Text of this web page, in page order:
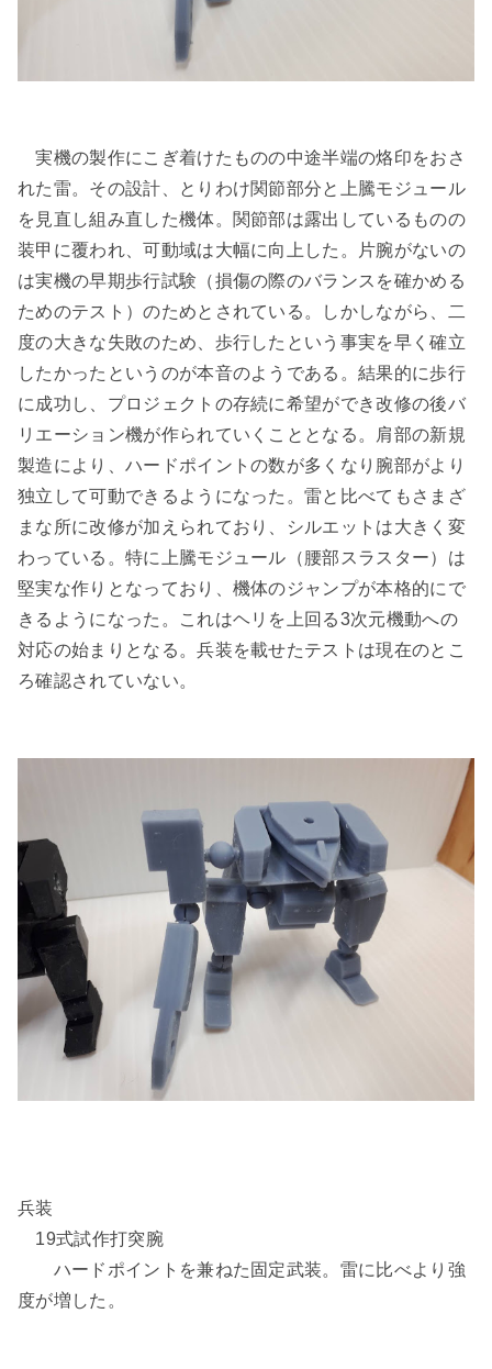
実機の製作にこぎ着けたものの中途半端の烙印をおさ
れた雷。その設計、とりわけ関節部分と上騰モジュール
を見直し組み直した機体。関節部は露出しているものの
装甲に覆われ、可動域は大幅に向上した。片腕がないの
は実機の早期歩行試験（損傷の際のバランスを確かめる
ためのテスト）のためとされている。しかしながら、二
度の大きな失敗のため、歩行したという事実を早く確立
したかったというのが本音のようである。結果的に歩行
に成功し、プロジェクトの存続に希望ができ改修の後バ
リエーション機が作られていくこととなる。肩部の新規
製造により、ハードポイントの数が多くなり腕部がより
独立して可動できるようになった。雷と比べてもさまざ
まな所に改修が加えられており、シルエットは大きく変
わっている。特に上騰モジュール（腰部スラスター）は
堅実な作りとなっており、機体のジャンプが本格的にで
きるようになった。これはヘリを上回る3次元機動への
対応の始まりとなる。兵装を載せたテストは現在のとこ
ろ確認されていない。
兵装
19式試作打突腕
ハードポイントを兼ねた固定武装。雷に比べより強
度が増した。